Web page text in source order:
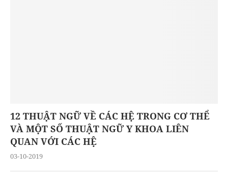
12 THUẬT NGỮ VỀ CÁC HỆ TRONG CƠ THỂ
VÀ MỘT SỐ THUẬT NGỮ Y KHOA LIÊN
QUAN VỚI CÁC HỆ
03-10-2019